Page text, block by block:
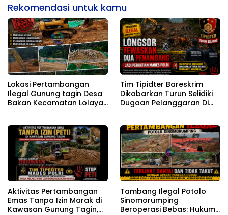
Rekomendasi untuk kamu
Lokasi Pertambangan
Ilegal Gunung tagin Desa
Bakan Kecamatan Lolayan
perkebunan Lolotut
Target Bareskrim TIPEDTER
MABES POLRI
Tim Tipidter Bareskrim
Dikabarkan Turun Selidiki
Dugaan Pelanggaran Di
Dua Orang Penambang
Aktivitas Pertambangan
Emas Tanpa Izin Marak di
Kawasan Gunung Tagin,
Tambang Ilegal Potolo
Sinomorumping
Beroperasi Bebas: Hukum